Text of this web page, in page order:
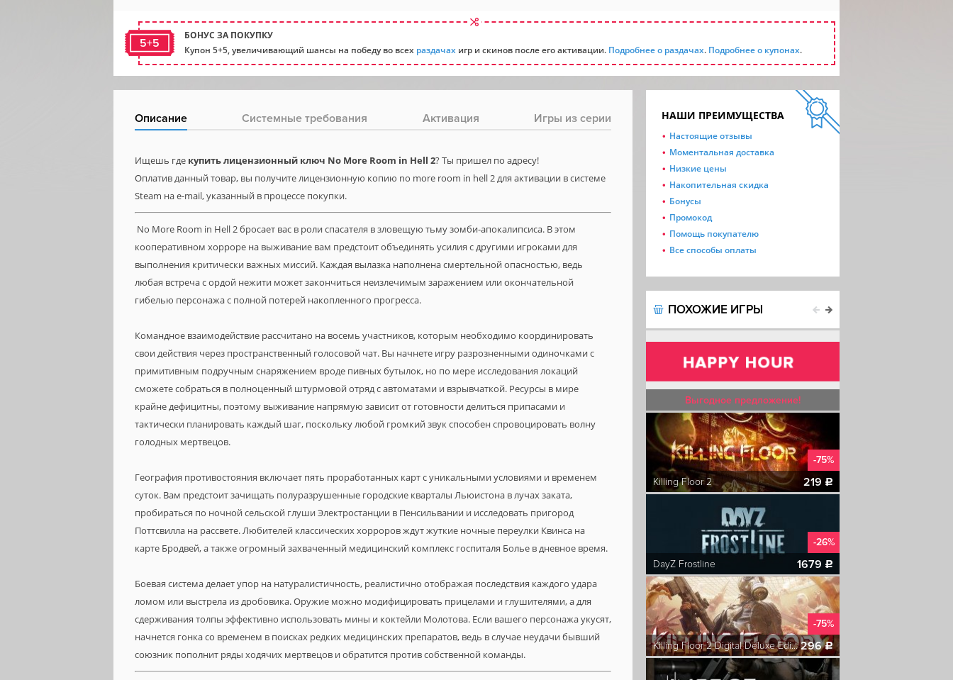
5+5
БОНУС ЗА ПОКУПКУ
Купон 5+5, увеличивающий шансы на победу во всех раздачах игр и скинов после его активации. Подробнее о раздачах. Подробнее о купонах.
Описание Системные требования Активация Игры из серии
Ищешь где купить лицензионный ключ No More Room in Hell 2? Ты пришел по адресу!
Оплатив данный товар, вы получите лицензионную копию no more room in hell 2 для активации в системе
Steam на e-mail, указанный в процессе покупки.
No More Room in Hell 2 бросает вас в роли спасателя в зловещую тьму зомби-апокалипсиса. В этом
кооперативном хорроре на выживание вам предстоит объединять усилия с другими игроками для
выполнения критически важных миссий. Каждая вылазка наполнена смертельной опасностью, ведь
любая встреча с ордой нежити может закончиться неизлечимым заражением или окончательной
гибелью персонажа с полной потерей накопленного прогресса.
Командное взаимодействие рассчитано на восемь участников, которым необходимо координировать
свои действия через пространственный голосовой чат. Вы начнете игру разрозненными одиночками с
примитивным подручным снаряжением вроде пивных бутылок, но по мере исследования локаций
сможете собраться в полноценный штурмовой отряд с автоматами и взрывчаткой. Ресурсы в мире
крайне дефицитны, поэтому выживание напрямую зависит от готовности делиться припасами и
тактически планировать каждый шаг, поскольку любой громкий звук способен спровоцировать волну
голодных мертвецов.
География противостояния включает пять проработанных карт с уникальными условиями и временем
суток. Вам предстоит зачищать полуразрушенные городские кварталы Льюистона в лучах заката,
пробираться по ночной сельской глуши Электростанции в Пенсильвании и исследовать пригород
Поттсвилла на рассвете. Любителей классических хорроров ждут жуткие ночные переулки Квинса на
карте Бродвей, а также огромный захваченный медицинский комплекс госпиталя Болье в дневное время.
Боевая система делает упор на натуралистичность, реалистично отображая последствия каждого удара
ломом или выстрела из дробовика. Оружие можно модифицировать прицелами и глушителями, а для
сдерживания толпы эффективно использовать мины и коктейли Молотова. Если вашего персонажа укусят,
начнется гонка со временем в поисках редких медицинских препаратов, ведь в случае неудачи бывший
союзник пополнит ряды ходячих мертвецов и обратится против собственной команды.
НАШИ ПРЕИМУЩЕСТВА
Настоящие отзывы
Моментальная доставка
Низкие цены
Накопительная скидка
Бонусы
Промокод
Помощь покупателю
Все способы оплаты
ПОХОЖИЕ ИГРЫ
Выгодное предложение!
-75%
Killing Floor 2
219 c
-26%
DayZ Frostline
1679 c
-75%
Killing Floor 2 Digital Deluxe Edition 296c